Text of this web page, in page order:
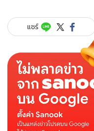
ร้อน
รวม
รุ่น
เล็ก
ใหญ่
ว่าย
แชร์